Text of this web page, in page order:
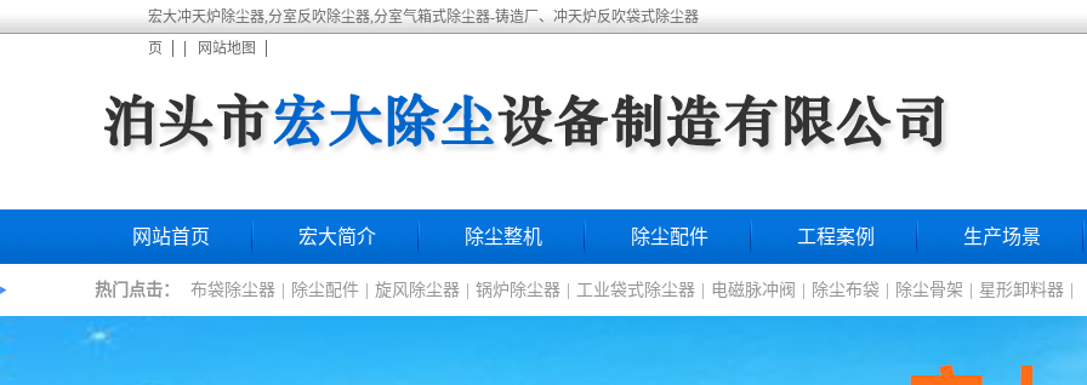
宏大冲天炉除尘器,分室反吹除尘器,分室气箱式除尘器-铸造厂、冲天炉反吹袋式除尘器
页
网站地图
网站首页 宏大简介 除尘整机 除尘配件 工程案例 生产场景
热门点击： 布袋除尘器 除尘配件 旋风除尘器 锅炉除尘器 工业袋式除尘器 电磁脉冲阀 除尘布袋 除尘骨架 星形卸料器